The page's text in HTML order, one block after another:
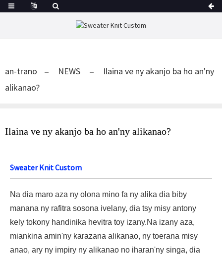
an-trano NEWS
Ilaina ve ny akanjo ba ho an'ny
alikanao?
Ilaina ve ny akanjo ba ho an'ny alikanao?
Sweater Knit Custom
Na dia maro aza ny olona mino fa ny alika dia biby
manana ny rafitra sosona ivelany, dia tsy misy antony
kely tokony handinika hevitra toy izany.Na izany aza,
miankina amin'ny karazana alikanao, ny toerana misy
anao, ary ny impiry ny alikanao no iharan'ny singa, dia